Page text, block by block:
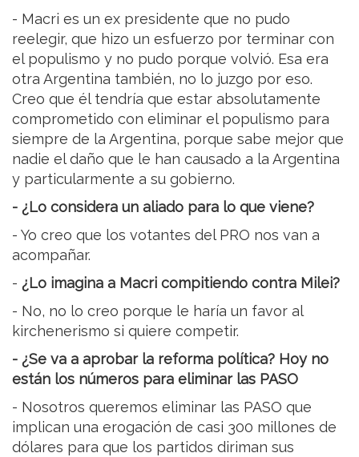
- Macri es un ex presidente que no pudo
reelegir, que hizo un esfuerzo por terminar con
el populismo y no pudo porque volvió. Esa era
otra Argentina también, no lo juzgo por eso.
Creo que él tendría que estar absolutamente
comprometido con eliminar el populismo para
siempre de la Argentina, porque sabe mejor que
nadie el daño que le han causado a la Argentina
y particularmente a su gobierno.
- ¿Lo considera un aliado para lo que viene?
- Yo creo que los votantes del PRO nos van a
acompañar.
- ¿Lo imagina a Macri compitiendo contra Milei?
- No, no lo creo porque le haría un favor al
kirchenerismo si quiere competir.
- ¿Se va a aprobar la reforma política? Hoy no
están los números para eliminar las PASO
- Nosotros queremos eliminar las PASO que
implican una erogación de casi 300 millones de
dólares para que los partidos diriman sus